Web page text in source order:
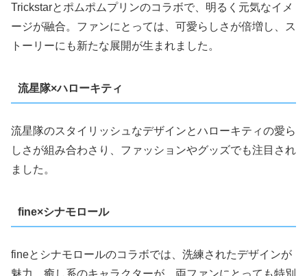
Trickstarとポムポムプリンのコラボで、明るく元気なイメ
ージが融合。ファンにとっては、可愛らしさが倍増し、ス
トーリーにも新たな展開が生まれました。
流星隊×ハローキティ
流星隊のスタイリッシュなデザインとハローキティの愛ら
しさが組み合わさり、ファッションやグッズでも注目され
ました。
fine×シナモロール
fineとシナモロールのコラボでは、洗練されたデザインが
魅力。癒し系のキャラクターが、両ファンにとっても特別